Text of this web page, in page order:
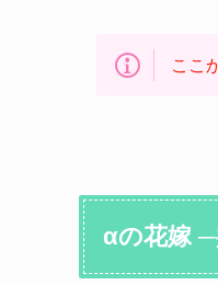
ここ
αの花嫁